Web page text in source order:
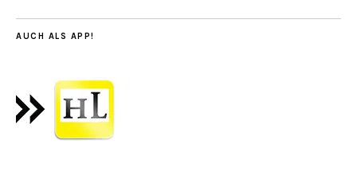
AUCH ALS APP!